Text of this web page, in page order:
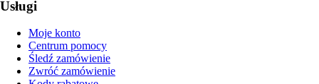
Usługi
Moje konto
Centrum pomocy
Śledź zamówienie
Zwróć zamówienie